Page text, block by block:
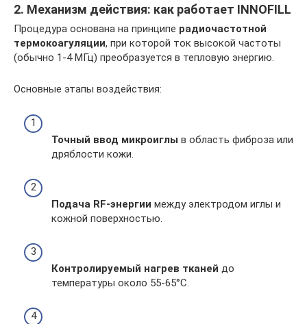
2. Механизм действия: как работает INNOFILL
Процедура основана на принципе радиочастотной
термокоагуляции, при которой ток высокой частоты
(обычно 1-4 МГц) преобразуется в тепловую энергию.
Основные этапы воздействия:
Точный ввод микроиглы в область фиброза или
дряблости кожи.
Подача RF-энергии между электродом иглы и
кожной поверхностью.
Контролируемый нагрев тканей до
температуры около 55-65°C.